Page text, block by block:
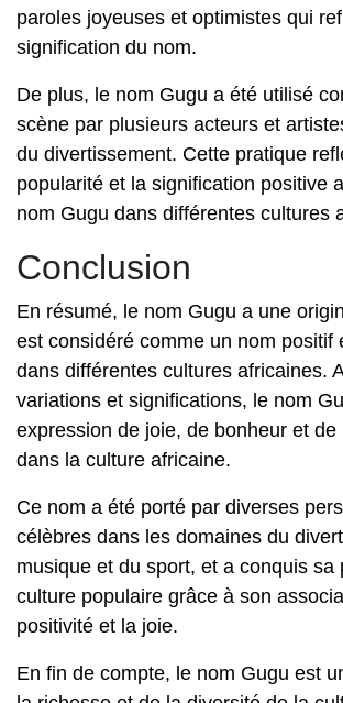
paroles joyeuses et optimistes qui
signification du nom.
De plus, le nom Gugu a été utilisé
scène par plusieurs acteurs et
du divertissement. Cette pratique
popularité et la signification positive
nom Gugu dans différentes cultures
Conclusion
En résumé, le nom Gugu a une
est considéré comme un nom positif
dans différentes cultures africaines.
variations et significations, le nom
expression de joie, de bonheur et de
dans la culture africaine.
Ce nom a été porté par diverses
célèbres dans les domaines du
musique et du sport, et a conquis sa
culture populaire grâce à son
positivité et la joie.
En fin de compte, le nom Gugu est